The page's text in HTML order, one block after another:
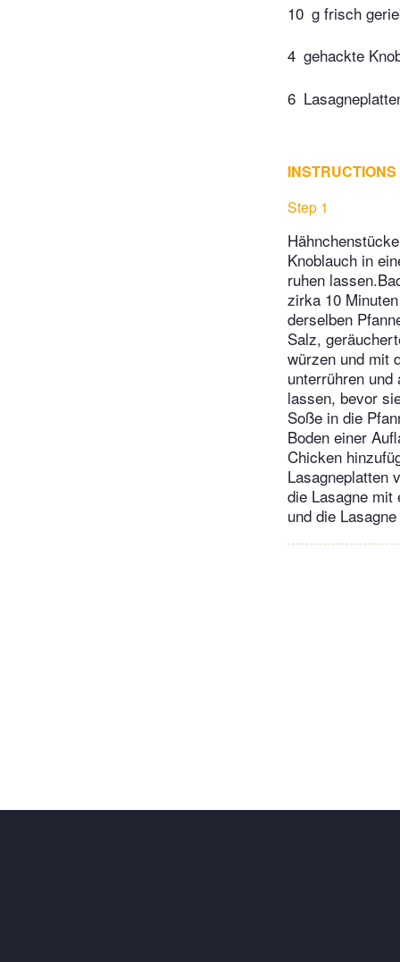
10 g frisch
4 gehackte
6
INSTRUCTIONS
Step 1
Knoblauch in
ruhen
zirka 10
derselben
Salz,
würzen und mit
unterrühren
lassen, bevor
Soße in die
Boden einer
Chicken
Lasagneplatten
die Lasagne mit
und die